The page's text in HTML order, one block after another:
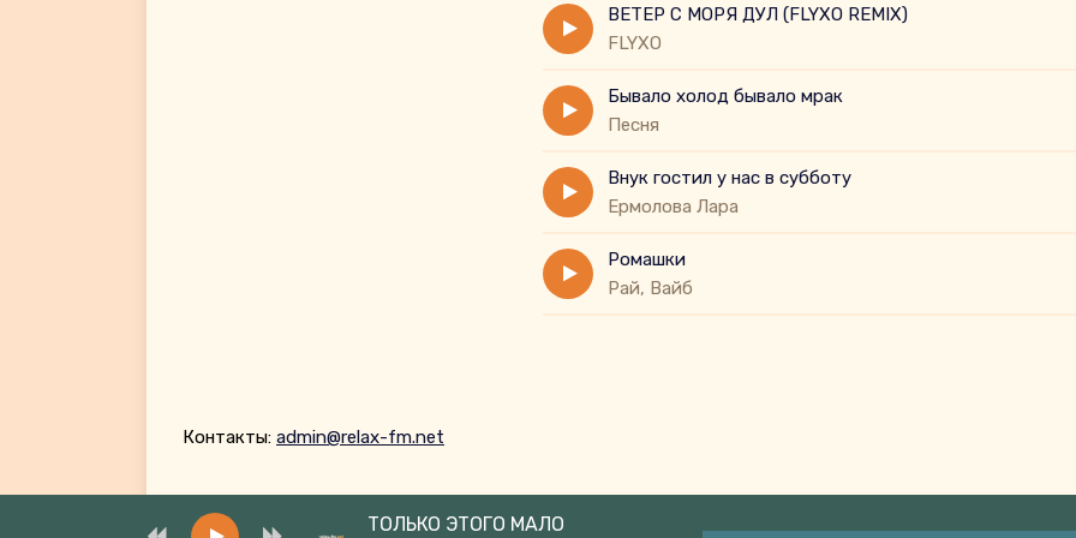
ВЕТЕР С МОРЯ ДУЛ (FLYXO REMIX)
FLYXO
Бывало холод бывало мрак
Песня
Внук гостил у нас в субботу
Eрмолова Лара
Ромашки
Рай, Вайб
Контакты: admin@relax-fm.net
ТОЛЬКО ЭТОГО МАЛО